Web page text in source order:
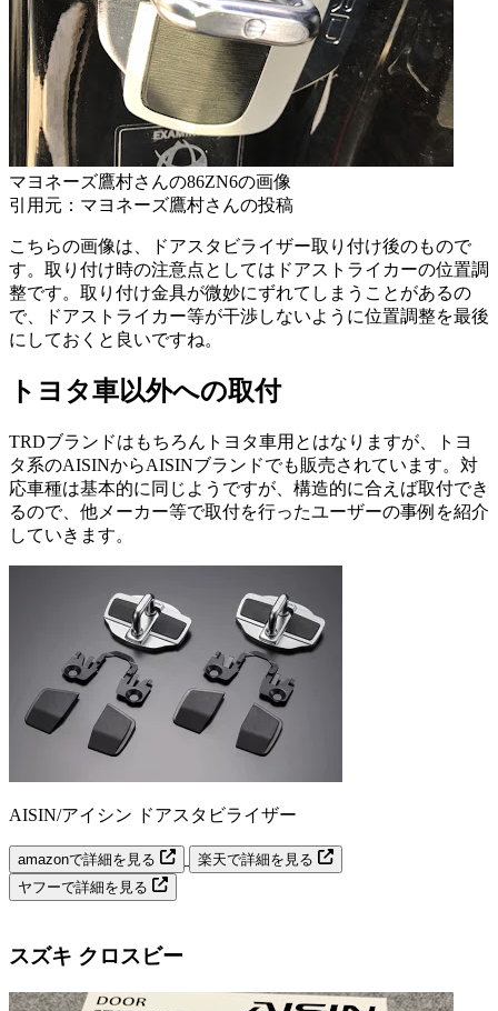
マヨネーズ鷹村さんの86ZN6の画像
引用元：マヨネーズ鷹村さんの投稿
こちらの画像は、ドアスタビライザー取り付け後のもので
す。取り付け時の注意点としてはドアストライカーの位置調
整です。取り付け金具が微妙にずれてしまうことがあるの
で、ドアストライカー等が干渉しないように位置調整を最後
にしておくと良いですね。
トヨタ車以外への取付
TRDブランドはもちろんトヨタ車用とはなりますが、トヨ
タ系のAISINからAISINブランドでも販売されています。対
応車種は基本的に同じようですが、構造的に合えば取付でき
るので、他メーカー等で取付を行ったユーザーの事例を紹介
していきます。
AISIN/アイシン ドアスタビライザー
amazonで詳細を見る
楽天で詳細を見る
ヤフーで詳細を見る
スズキ クロスビー